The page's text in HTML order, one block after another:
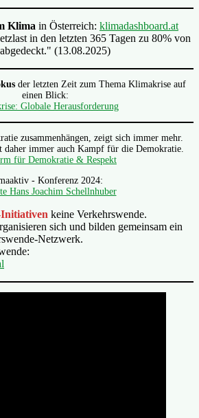
Klima in Österreich: klimadashboard.at
in den letzten 365 Tagen zu 80% von
(13.08.2025)
der letzten Zeit zum Thema Klimakrise auf
einen Blick:
Globale Herausforderung
zusammenhängen, zeigt sich immer mehr.
immer auch Kampf für die Demokratie.
für Demokratie & Respekt
- Konferenz 2024:
Hans Joachim Schellnhuber
keine Verkehrswende.
sich und bilden gemeinsam ein
Netzwerk.